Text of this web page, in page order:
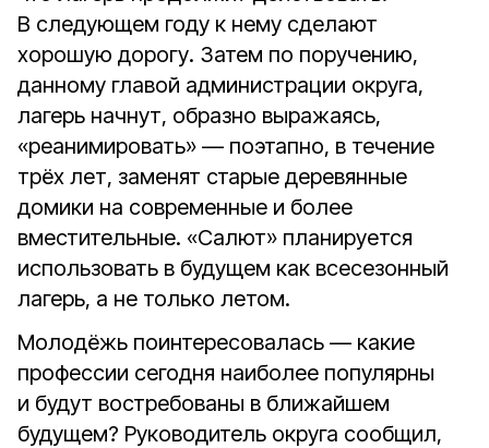
В следующем году к нему сделают
хорошую дорогу. Затем по поручению,
данному главой администрации округа,
лагерь начнут, образно выражаясь,
«реанимировать» — поэтапно, в течение
трёх лет, заменят старые деревянные
домики на современные и более
вместительные. «Салют» планируется
использовать в будущем как всесезонный
лагерь, а не только летом.
Молодёжь поинтересовалась — какие
профессии сегодня наиболее популярны
и будут востребованы в ближайшем
будущем? Руководитель округа сообщил,